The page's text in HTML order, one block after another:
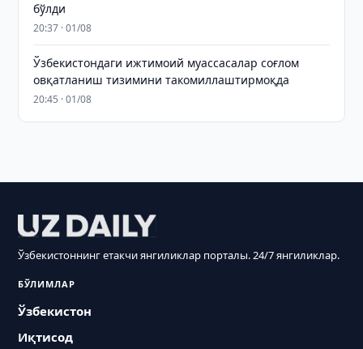
бўлди
20:37 · 01/08
Ўзбекистондаги ижтимоий муассасалар соғлом
овқатланиш тизимини такомиллаштирмоқда
20:45 · 01/08
Ўзбекистоннинг етакчи янгиликлар порталы. 24/7 янгиликлар.
БЎЛИМЛАР
Ўзбекистон
Иқтисод